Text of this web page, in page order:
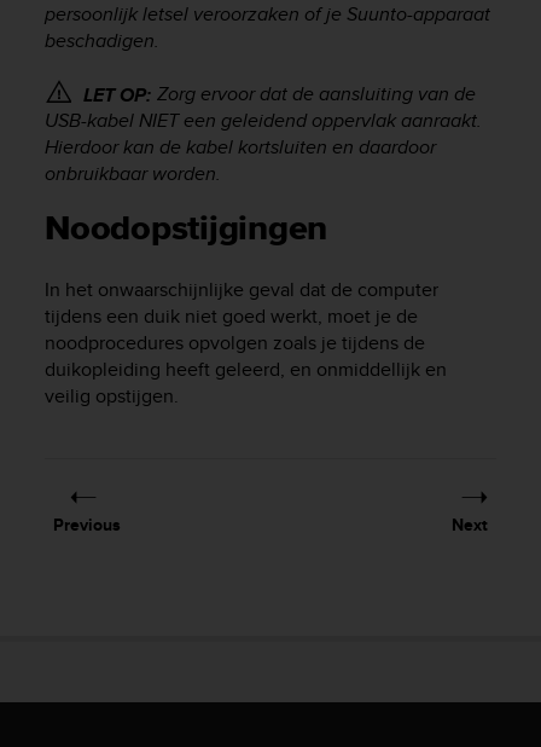
persoonlijk letsel veroorzaken of je Suunto-apparaat
beschadigen.
LET OP: Zorg ervoor dat de aansluiting van de
USB-kabel NIET een geleidend oppervlak aanraakt.
Hierdoor kan de kabel kortsluiten en daardoor
onbruikbaar worden.
Noodopstijgingen
In het onwaarschijnlijke geval dat de computer
tijdens een duik niet goed werkt, moet je de
noodprocedures opvolgen zoals je tijdens de
duikopleiding heeft geleerd, en onmiddellijk en
veilig opstijgen.
Previous Next